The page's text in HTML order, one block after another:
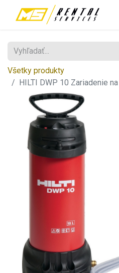
Všetky produkty
HILTI DWP 10 Zariadenie